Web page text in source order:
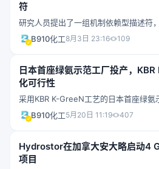
符
研究人员提出了一组机制依赖型描述符
化学链和储氧应用中的氧气容量。该发
材料的理性设计提供了理论框架，可加
B910化工8月3日 23:16 109
日本首座绿氨示范工厂投产，
化可行性
采用KBR K-GreeN工艺的日本首座绿氨
能4吨。项目由JGC控股运营、NEDO绿
供碱性电解槽制氢，历时两年半建设完
工业示范阶段。
B910化工5月20日 11:19 407
Hydrostor在加拿大安大略启动4
项目